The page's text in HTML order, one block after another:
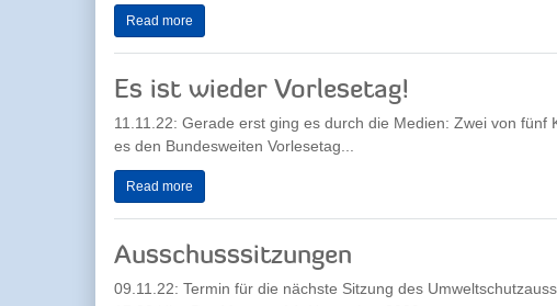
Read more
Es ist wieder Vorlesetag!
11.11.22: Gerade erst ging es durch die Medien: Zwei von
es den Bundesweiten Vorlesetag...
Read more
Ausschusssitzungen
09.11.22: Termin für die nächste Sitzung des